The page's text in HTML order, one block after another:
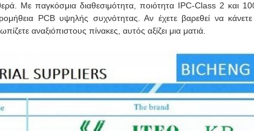
Με παγκόσμια διαθεσιμότητα, ποιότητα IPC-Class 2 και
PCB υψηλής συχνότητας. Αν έχετε βαρεθεί να
αναξιόπιστους πίνακες, αυτός αξίζει μια ματιά.